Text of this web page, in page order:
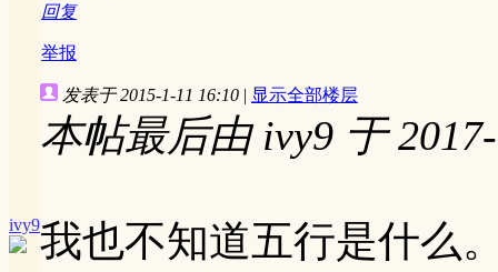
回复
举报
ivy9
发表于 2015-1-11 16:10 | 显示全部楼层
本帖最后由 ivy9 于
我也不知道五行是什么